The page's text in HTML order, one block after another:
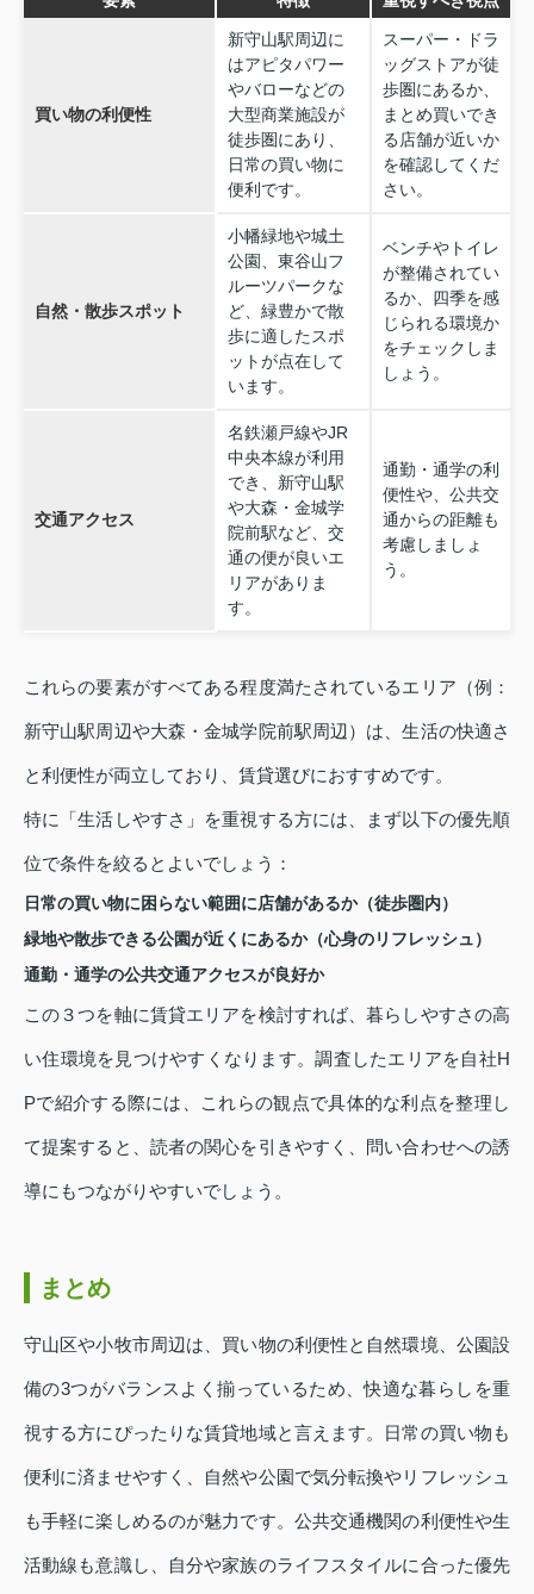
買い物の利便性
新守山駅周辺に
はアピタパワー
やバローなどの
大型商業施設が
徒歩圏にあり、
日常の買い物に
便利です。
スーパー・ドラ
ッグストアが徒
歩圏にあるか、
まとめ買いでき
る店舗が近いか
を確認してくだ
さい。
自然・散歩スポット
小幡緑地や城土
公園、東谷山フ
ルーツパークな
ど、緑豊かで散
歩に適したスポ
ットが点在して
います。
ベンチやトイレ
が整備されてい
るか、四季を感
じられる環境か
をチェックしま
しょう。
交通アクセス
名鉄瀬戸線やJR
中央本線が利用
でき、新守山駅
や大森・金城学
院前駅など、交
通の便が良いエ
リアがありま
す。
通勤・通学の利
便性や、公共交
通からの距離も
考慮しましょ
う。
これらの要素がすべてある程度満たされているエリア（例：
新守山駅周辺や大森・金城学院前駅周辺）は、生活の快適さ
と利便性が両立しており、賃貸選びにおすすめです。
特に「生活しやすさ」を重視する方には、まず以下の優先順
位で条件を絞るとよいでしょう：
日常の買い物に困らない範囲に店舗があるか（徒歩圏内）
緑地や散歩できる公園が近くにあるか（心身のリフレッシュ）
通勤・通学の公共交通アクセスが良好か
この３つを軸に賃貸エリアを検討すれば、暮らしやすさの高
い住環境を見つけやすくなります。調査したエリアを自社H
Pで紹介する際には、これらの観点で具体的な利点を整理し
て提案すると、読者の関心を引きやすく、問い合わせへの誘
導にもつながりやすいでしょう。
まとめ
守山区や小牧市周辺は、買い物の利便性と自然環境、公園設
備の3つがバランスよく揃っているため、快適な暮らしを重
視する方にぴったりな賃貸地域と言えます。日常の買い物も
便利に済ませやすく、自然や公園で気分転換やリフレッシュ
も手軽に楽しめるのが魅力です。公共交通機関の利便性や生
活動線も意識し、自分や家族のライフスタイルに合った優先